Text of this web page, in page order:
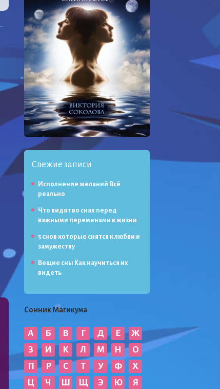
Свежие записи
Исполнение желаний Всё
реально
Что видят во снах перед
важными переменами в жизни
5 снов которые снятся к любви и
замужеству
Вещие сны Как научиться их
видеть
Сонник Магикума
А Б В Г Д Е
Ж
З
И К Л М Н
О
П
Р С Т У Ф
Х
Ц
Ч Ш Щ Э Ю Я